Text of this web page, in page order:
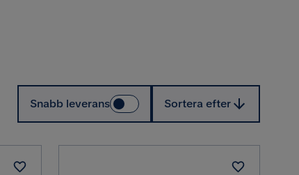
Snabb leverans Sortera efter